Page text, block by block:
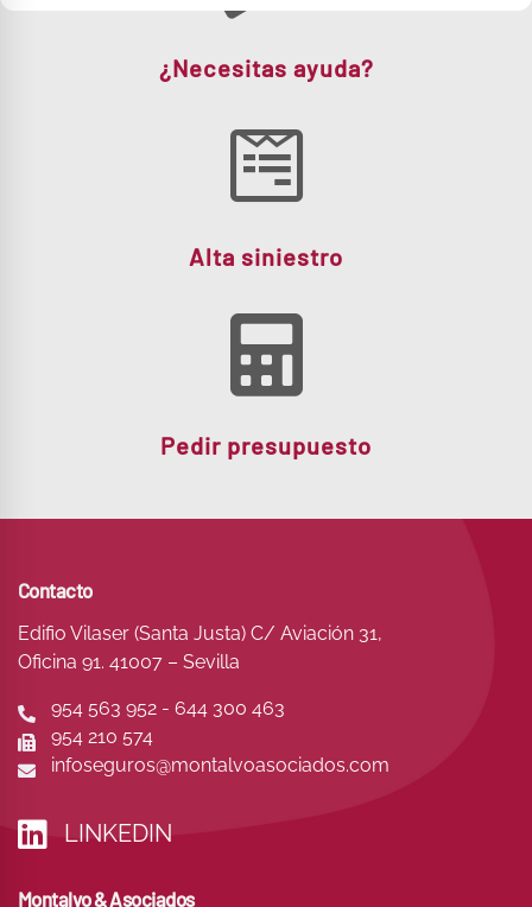
¿Necesitas ayuda?
Alta siniestro
Pedir presupuesto
Contacto
Edifio Vilaser (Santa Justa) C/ Aviación 31,
Oficina 91. 41007 – Sevilla
954 563 952 - 644 300 463
954 210 574
infoseguros@montalvoasociados.com
LINKEDIN
Montalvo & Asociados